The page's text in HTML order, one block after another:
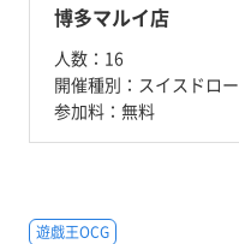
博多マルイ店
人数： 16
開催種別： スイスドロー
参加料： 無料
遊戯王OCG